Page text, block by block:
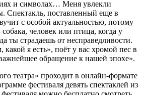
и символах… Меня увлекли
Спектакль, поставленный еще в
с особой актуальностью, потому
человек или птица, когда у
ты страдаешь от несправедливости.
я есть», поёт у вас хромой пес в
обращение к нашей эпохе».
театра» проходит в онлайн-формате
фестиваля девять спектаклей из